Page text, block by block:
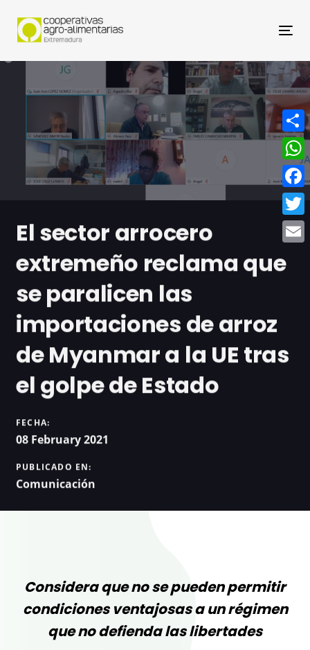
El sector arrocero
extremeño reclama que
se paralicen las
importaciones de arroz
de Myanmar a la UE tras
el golpe de Estado
FECHA:
08 February 2021
PUBLICADO EN:
Comunicación
Considera que no se pueden permitir
condiciones ventajosas a un régimen
que no defienda las libertades